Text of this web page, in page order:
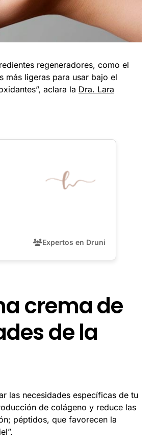
regeneradores, como el
más ligeras para usar bajo el
aclara la Dra. Lara
Expertos en Druni
crema de
de la
las necesidades específicas de tu
de colágeno y reduce las
péptidos, que favorecen la